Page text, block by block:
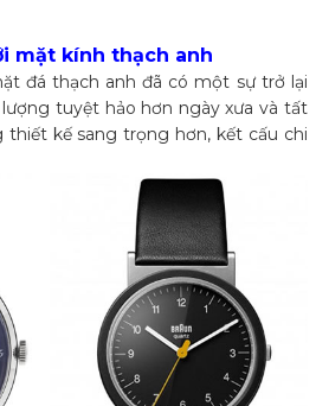
mặt kính thạch anh
đá thạch anh đã có một sự trở lại
tuyệt hảo hơn ngày xưa và tất
kế sang trọng hơn, kết cấu chi